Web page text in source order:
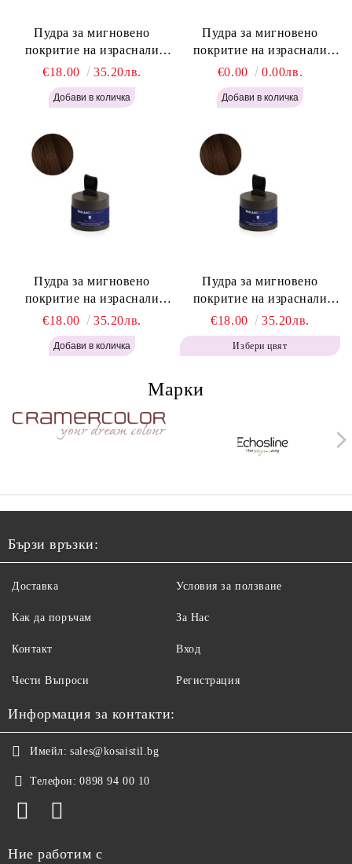
Пудра за мигновено
покритие на израснали
корени Русо - Labor Pro
Instant Retouch Powder -
Blonde H645
€18.00 35.20лв.
Пудра за мигновено
покритие на израснали
корени Светло Кафяво -
Labor Pro Instant Retouch
Powder - Light Brown H644
€0.00 0.00лв.
Пудра за мигновено
покритие на израснали
корени Топло Кафяво -
Labor Pro Instant Retouch
Powder - Warm Brown H643
€18.00 35.20лв.
Пудра за мигновено
покритие на израснали
корени Кафяво - Labor Pro
Instant Retouch Powder -
Brown H642
€18.00 35.20лв.
Избери цвят
Марки
Бързи връзки:
Доставка
Как да поръчам
Контакт
Чести Въпроси
Условия за ползване
За Нас
Вход
Регистрация
Информация за контакти:
Имейл: sales@kosaistil.bg
Телефон: 0898 94 00 10
Ние работим с